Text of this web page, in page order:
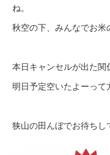
ね。
秋空の下、みんなでお
本日キャンセルが出た関
明日予定空いたよーって
狭山の田んぼでお待ちし